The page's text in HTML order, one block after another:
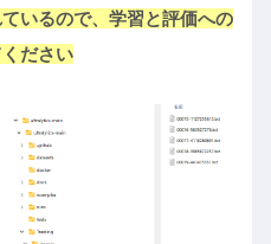
いるので、学習と評価への
ださい